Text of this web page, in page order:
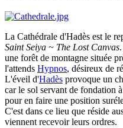
La Cathédrale d'Hadès est le
Saint Seiya ~ The Lost Canvas.
une forêt de montagne située
l'attends Hypnos, désireux de
L'éveil d'Hadès provoque un
car le sol servant de fondation
pour en faire une position
C'est dans ce lieu que réside
viennent recevoir leurs ordres.